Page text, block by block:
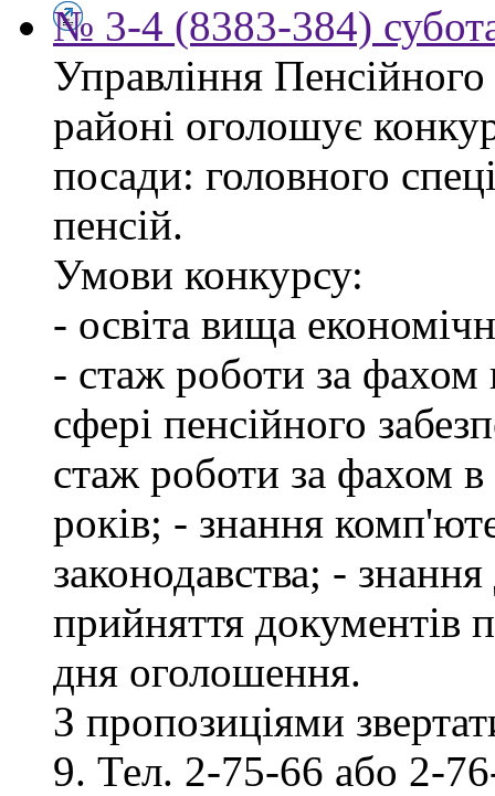
№ 3-4 (8383-384)
Управління
районі оголошує
посади: головного
пенсій.
Умови конкурсу:
- освіта вища
- стаж роботи за фахом
сфері пенсійного
стаж роботи за фахом
років; - знання
законодавства; -
прийняття документів
дня оголошення.
З пропозиціями
9. Тел. 2-75-66 або 2-